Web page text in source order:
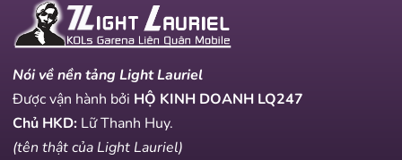
Nói về nền tảng Light Lauriel
Được vận hành bởi HỘ KINH DOANH LQ247
Chủ HKD: Lữ Thanh Huy.
(tên thật của Light Lauriel)